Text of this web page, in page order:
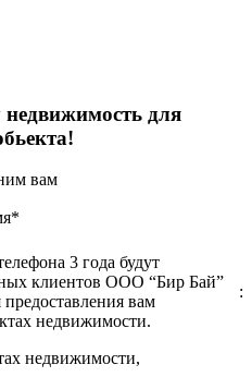
для
вам
*
3 года будут
клиентов ООО “Бир Бай”
предоставления вам
недвижимости.
:
недвижимости,